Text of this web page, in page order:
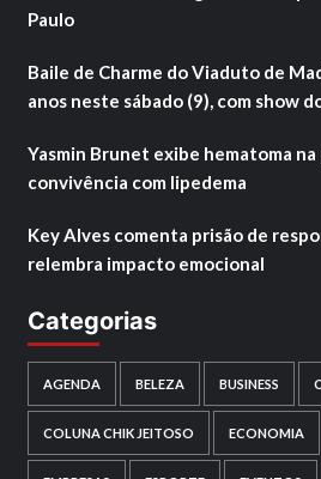
Paulo
Baile de Charme do Viaduto de
anos neste sábado (9), com show
Yasmin Brunet exibe hematoma
convivência com lipedema
Key Alves comenta prisão de
relembra impacto emocional
Categorias
AGENDA BELEZA BUSINESS
COLUNA CHIK JEITOSO ECONOMIA